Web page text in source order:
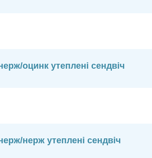
оцинк утеплені сендвіч
нерж утеплені сендвіч